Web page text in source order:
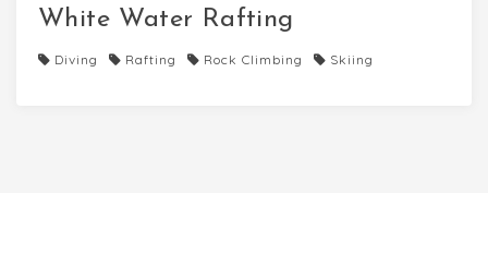
White Water Rafting
Diving Rafting Rock Climbing Skiing